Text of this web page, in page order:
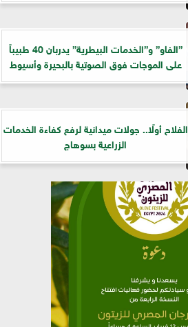
”الفاو” و”الخدمات البيطرية” يدربان 40 طبيباً
على الموجات فوق الصوتية بالبحيرة وأسيوط
الفلاح أولًا.. جولات ميدانية لرفع كفاءة الخدمات
الزراعية بسوهاج